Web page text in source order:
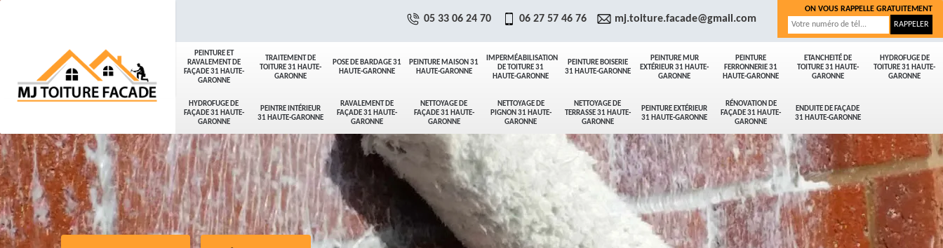
PEINTURE ET
RAVALEMENT DE
FAÇADE 31 HAUTE-
GARONNE
TRAITEMENT DE
TOITURE 31 HAUTE-
GARONNE
POSE DE BARDAGE 31
HAUTE-GARONNE
PEINTURE MAISON 31
HAUTE-GARONNE
IMPERMÉABILISATION
DE TOITURE 31
HAUTE-GARONNE
PEINTURE BOISERIE
31 HAUTE-GARONNE
PEINTURE MUR
EXTÉRIEUR 31 HAUTE-
GARONNE
PEINTURE
FERRONNERIE 31
HAUTE-GARONNE
ETANCHEITÉ DE
TOITURE 31 HAUTE-
GARONNE
HYDROFUGE DE
TOITURE 31 HAUTE-
GARONNE
HYDROFUGE DE
FAÇADE 31 HAUTE-
GARONNE
PEINTRE INTÉRIEUR
31 HAUTE-GARONNE
RAVALEMENT DE
FAÇADE 31 HAUTE-
GARONNE
NETTOYAGE DE
FAÇADE 31 HAUTE-
GARONNE
NETTOYAGE DE
PIGNON 31 HAUTE-
GARONNE
NETTOYAGE DE
TERRASSE 31 HAUTE-
GARONNE
PEINTURE EXTÉRIEUR
31 HAUTE-GARONNE
RÉNOVATION DE
FAÇADE 31 HAUTE-
GARONNE
ENDUITE DE FAÇADE
31 HAUTE-GARONNE
05 33 06 24 70 06 27 57 46 76 mj.toiture.facade@gmail.com
ON VOUS RAPPELLE GRATUITEMENT